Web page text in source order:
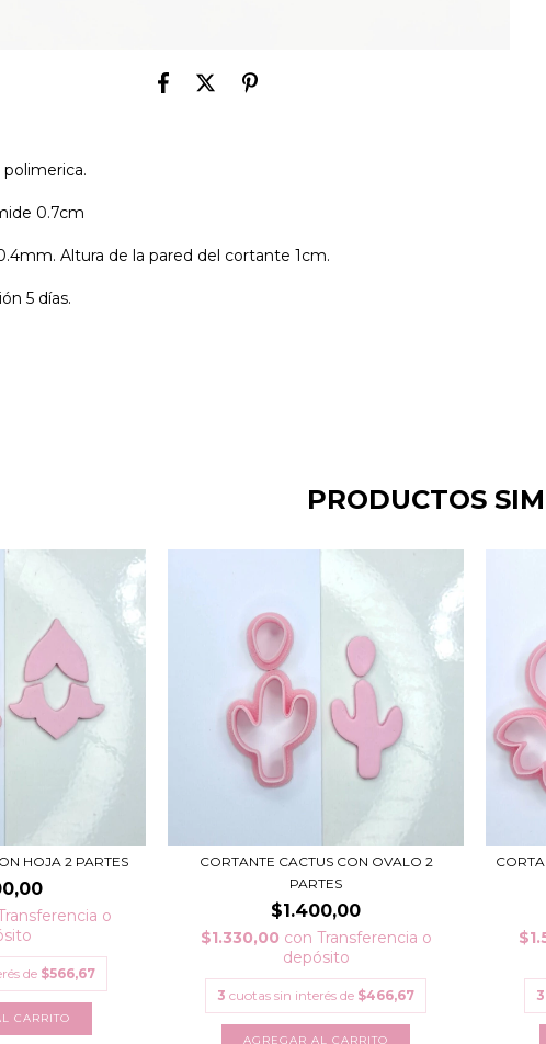
polimerica.
0.7cm
Altura de la pared del cortante 1cm.
5 días.
PRODUCTOS
HOJA 2 PARTES
o
de $566,67
CORTANTE CACTUS CON OVALO 2
PARTES
$1.400,00
$1.330,00 con Transferencia o
depósito
3 cuotas sin interés de $466,67 3